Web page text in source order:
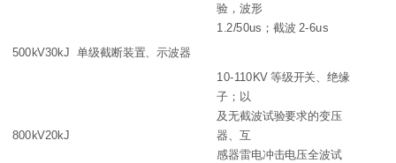
验，波形
1.2/50us；截波 2-6us
500kV30kJ 单级截断装置、示波器
800kV20kJ
10-110KV 等级开关、绝缘
子；以
及无截波试验要求的变压
器、互
感器雷电冲击电压全波试